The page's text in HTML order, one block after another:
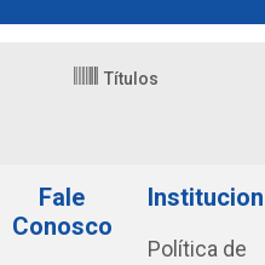
Títulos
Fale
Conosco
Política de